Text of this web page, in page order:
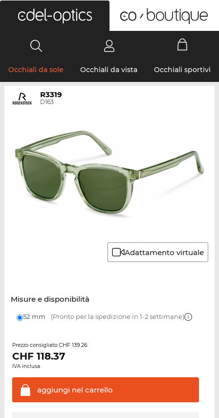
Occhiali da sole Occhiali da vista Occhiali sportivi
R3319
D163
Adattamento virtuale
Misure e disponibilità
52 mm (Pronto per la spedizione in 1-2 settimane)
Prezzo consigliato CHF 139.26
CHF 118.37
IVA inclusa.
aggiungi nel carrello